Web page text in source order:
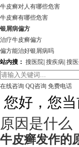
牛皮癣对人有哪些危害
牛皮癣有哪些危害
银屑病偏方
治疗牛皮癣偏方
偏方能治好银屑病吗
站内搜： 搜医院 搜疾病 搜
在线咨询 QQ咨询 免费电话
您好，您当
原因是什么
牛皮癣发作的